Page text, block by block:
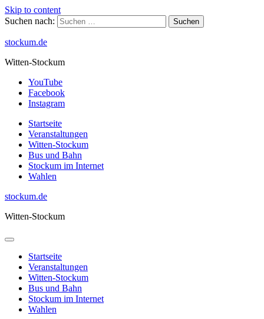
Skip to content
Suchen nach:
stockum.de
Witten-Stockum
YouTube
Facebook
Instagram
Startseite
Veranstaltungen
Witten-Stockum
Bus und Bahn
Stockum im Internet
Wahlen
stockum.de
Witten-Stockum
Startseite
Veranstaltungen
Witten-Stockum
Bus und Bahn
Stockum im Internet
Wahlen